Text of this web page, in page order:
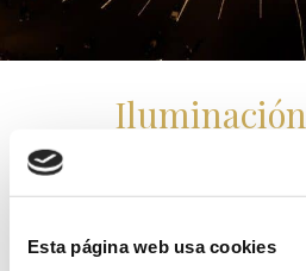
Esta página web usa cookies
color para dar la